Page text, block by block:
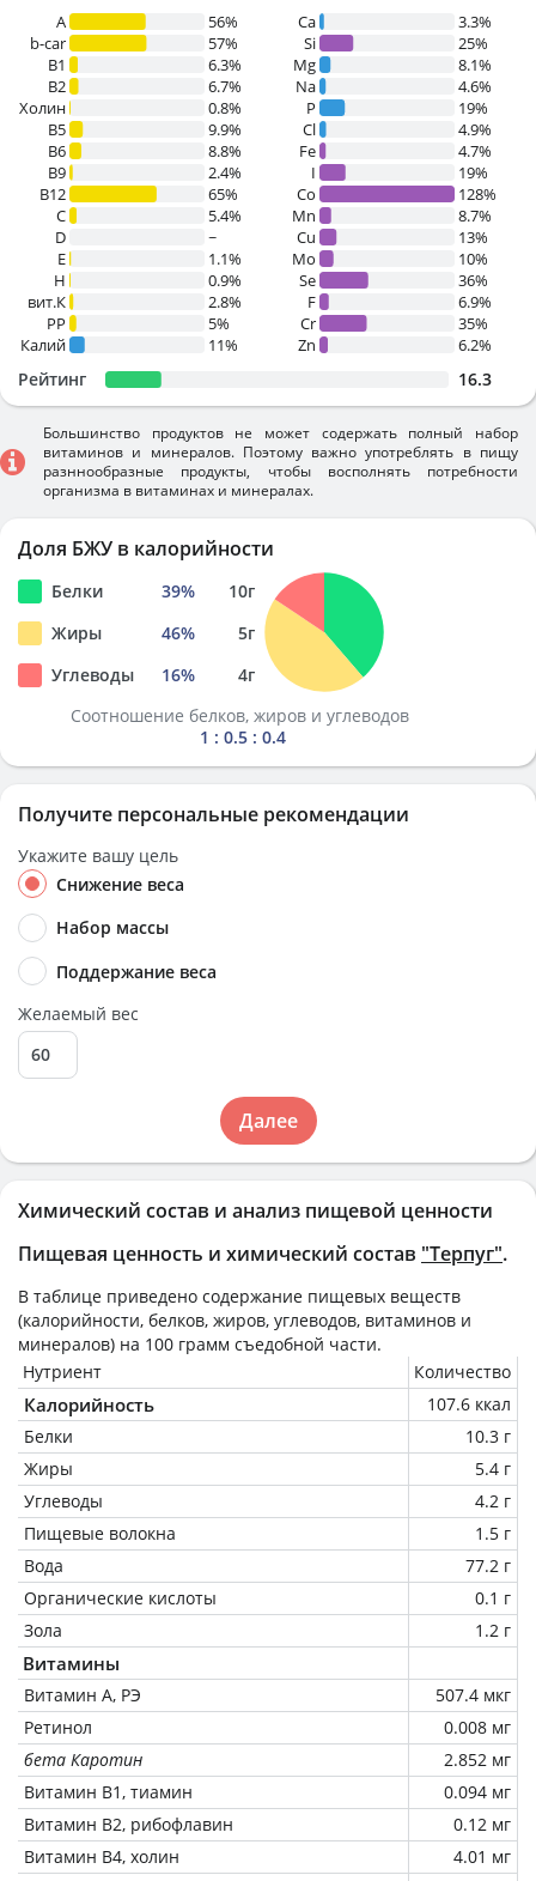
Химический состав и анализ пищевой ценности
Пищевая ценность и химический состав "Терпуг".
В таблице приведено содержание пищевых веществ
(калорийности, белков, жиров, углеводов, витаминов и
минералов) на 100 грамм съедобной части.
Нутриент
Количество
Калорийность
107.6 ккал
Белки
10.3 г
Жиры
5.4 г
Углеводы
4.2 г
Пищевые волокна
1.5 г
Вода
77.2 г
Органические кислоты
0.1 г
Зола
1.2 г
Витамины
Витамин А, РЭ
507.4 мкг
Ретинол
0.008 мг
бета Каротин
2.852 мг
Витамин В1, тиамин
0.094 мг
Витамин В2, рибофлавин
0.12 мг
Витамин В4, холин
4.01 мг
A
56%
b-car
57%
В1
6.3%
B2
6.7%
Холин
0.8%
B5
9.9%
B6
8.8%
B9
2.4%
B12
65%
C
5.4%
D
~
E
1.1%
H
0.9%
вит.К
2.8%
PP
5%
Калий
11%
Ca
3.3%
Si
25%
Mg
8.1%
Na
4.6%
P
19%
Cl
4.9%
Fe
4.7%
I
19%
Co
128%
Mn
8.7%
Cu
13%
Mo
10%
Se
36%
F
6.9%
Cr
35%
Zn
6.2%
Рейтинг 16.3
Большинство продуктов не может содержать полный набор
витаминов и минералов. Поэтому важно употреблять в пищу
разннообразные продукты, чтобы восполнять потребности
организма в витаминах и минералах.
Доля БЖУ в калорийности
Белки 39% 10г
Жиры
46% 5г
Углеводы
16% 4г
Соотношение белков, жиров и углеводов
1 : 0.5 : 0.4
Получите персональные рекомендации
Укажите вашу цель
Снижение веса
Набор массы
Поддержание веса
Желаемый вес
Далее